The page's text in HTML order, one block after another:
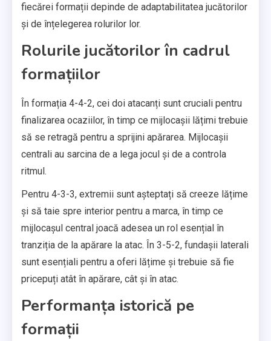
fiecărei formații depinde de adaptabilitatea jucătorilor
și de înțelegerea rolurilor lor.
Rolurile jucătorilor în cadrul
formațiilor
În formația 4-4-2, cei doi atacanți sunt cruciali pentru
finalizarea ocaziilor, în timp ce mijlocașii lățimi trebuie
să se retragă pentru a sprijini apărarea. Mijlocașii
centrali au sarcina de a lega jocul și de a controla
ritmul.
Pentru 4-3-3, extremii sunt așteptați să creeze lățime
și să taie spre interior pentru a marca, în timp ce
mijlocașul central joacă adesea un rol esențial în
tranziția de la apărare la atac. În 3-5-2, fundașii laterali
sunt esențiali pentru a oferi lățime și trebuie să fie
pricepuți atât în apărare, cât și în atac.
Performanța istorică pe
formații